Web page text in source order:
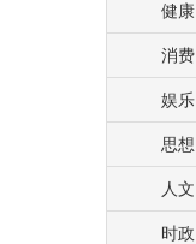
健康
消费
娱乐
思想
人文
时政